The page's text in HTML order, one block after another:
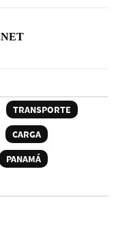
TRANSPORTE
CARGA
PANAMÁ